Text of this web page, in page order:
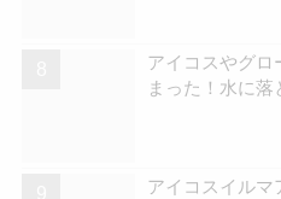
アイコスやグロ
まった！水に
アイコスイルマ